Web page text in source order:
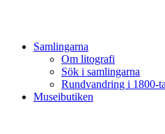
Samlingarna
Om litografi
Sök i samlingarna
Rundvandring i 1800-
Museibutiken